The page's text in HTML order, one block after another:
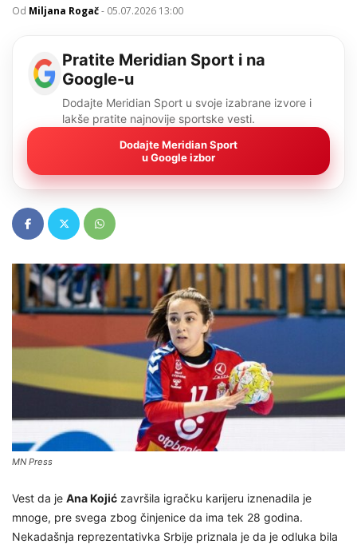
Od Miljana Rogač- 05.07.2026 13:00
Pratite Meridian Sport i na
Google-u
Dodajte Meridian Sport u svoje izabrane izvore i
lakše pratite najnovije sportske vesti.
Dodajte Meridian Sport
u Google izbor
MN Press
Vest da je Ana Kojić završila igračku karijeru iznenadila je
mnoge, pre svega zbog činjenice da ima tek 28 godina.
Nekadašnja reprezentativka Srbije priznala je da je odluka bila